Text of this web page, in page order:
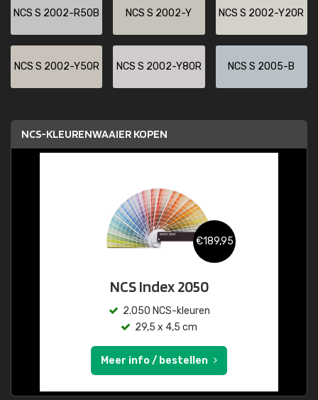
NCS S 2002-R50B NCS S 2002-Y NCS S 2002-Y20R
NCS S 2002-Y50R NCS S 2002-Y80R NCS S 2005-B
NCS-KLEURENWAAIER KOPEN
€189,95
NCS Index 2050
2.050 NCS-kleuren
29,5 x 4,5 cm
Meer info / bestellen